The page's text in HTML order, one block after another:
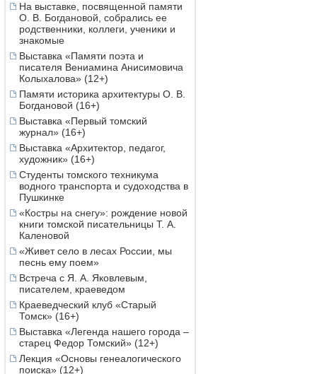
На выставке, посвященной памяти
О. В. Богдановой, собрались ее
родственники, коллеги, ученики и
знакомые
Выставка «Памяти поэта и
писателя Вениамина Анисимовича
Колыхалова» (12+)
Памяти историка архитектуры О. В.
Богдановой (16+)
Выставка «Первый томский
журнал» (16+)
Выставка «Архитектор, педагог,
художник» (16+)
Студенты томского техникума
водного транспорта и судоходства в
Пушкинке
«Костры на снегу»: рождение новой
книги томской писательницы Т. А.
Каленовой
«Живет село в лесах России, мы
песнь ему поем»
Встреча с Я. А. Яковлевым,
писателем, краеведом
Краеведческий клуб «Старый
Томск» (16+)
Выставка «Легенда нашего города –
старец Федор Томский» (12+)
Лекция «Основы генеалогического
поиска» (12+)